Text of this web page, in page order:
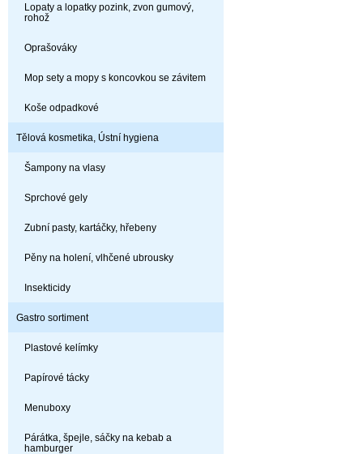
Lopaty a lopatky pozink, zvon gumový,
rohož
Oprašováky
Mop sety a mopy s koncovkou se závitem
Koše odpadkové
Tělová kosmetika, Ústní hygiena
Šampony na vlasy
Sprchové gely
Zubní pasty, kartáčky, hřebeny
Pěny na holení, vlhčené ubrousky
Insekticidy
Gastro sortiment
Plastové kelímky
Papírové tácky
Menuboxy
Párátka, špejle, sáčky na kebab a
hamburger